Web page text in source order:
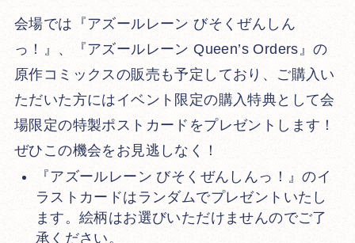
会場では『アズールレーン びそくぜんしん
っ！』、『アズールレーン Queen’s Orders』の
原作コミックスの販売も予定しており、ご購入い
ただいた方にはイベント限定の購入特典として会
場限定の特製ポストカードをプレゼントします！
ぜひこの機会をお見逃しなく！
『アズールレーン びそくぜんしんっ！』のイ
ラストカードはランダムでプレゼントいたし
ます。絵柄はお選びいただけませんのでご了
承ください。